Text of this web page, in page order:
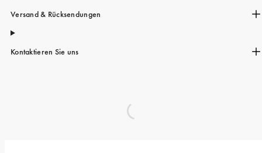
Versand & Rücksendungen
Kontaktieren Sie uns